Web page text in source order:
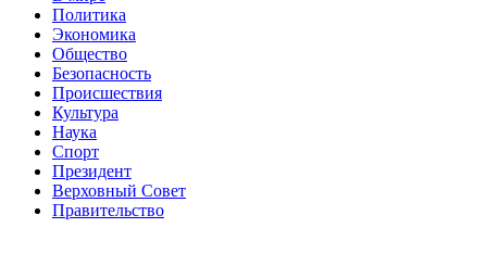
Политика
Экономика
Общество
Безопасность
Происшествия
Культура
Наука
Спорт
Президент
Верховный Совет
Правительство